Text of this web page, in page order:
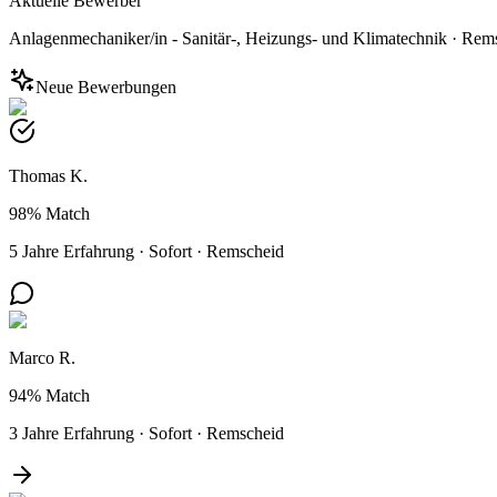
Anlagenmechaniker/in - Sanitär-, Heizungs- und Klimatechnik ·
Neue Bewerbungen
Thomas K.
98% Match
5 Jahre Erfahrung · Sofort · Remscheid
Marco R.
94% Match
3 Jahre Erfahrung · Sofort · Remscheid